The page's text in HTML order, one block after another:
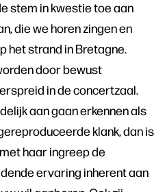
stem in kwestie toe aan
die we horen zingen en
het strand in Bretagne.
door bewust
in de concertzaal.
aan gaan erkennen als
klank, dan is
haar ingreep de
ervaring inherent aan